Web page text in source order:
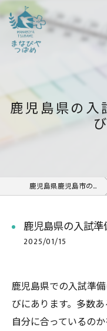
鹿児島県の入
鹿児島県鹿児島市の塾ならまなびや つばめ
鹿児島県の入試
2025/01/15
鹿児島県での入試準
びにあります。多数
自分に合っているの